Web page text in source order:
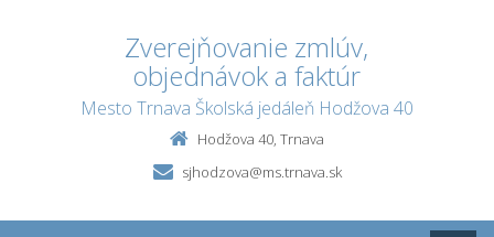
Zverejňovanie zmlúv,
objednávok a faktúr
Mesto Trnava Školská jedáleň Hodžova 40
Hodžova 40, Trnava
sjhodzova@ms.trnava.sk